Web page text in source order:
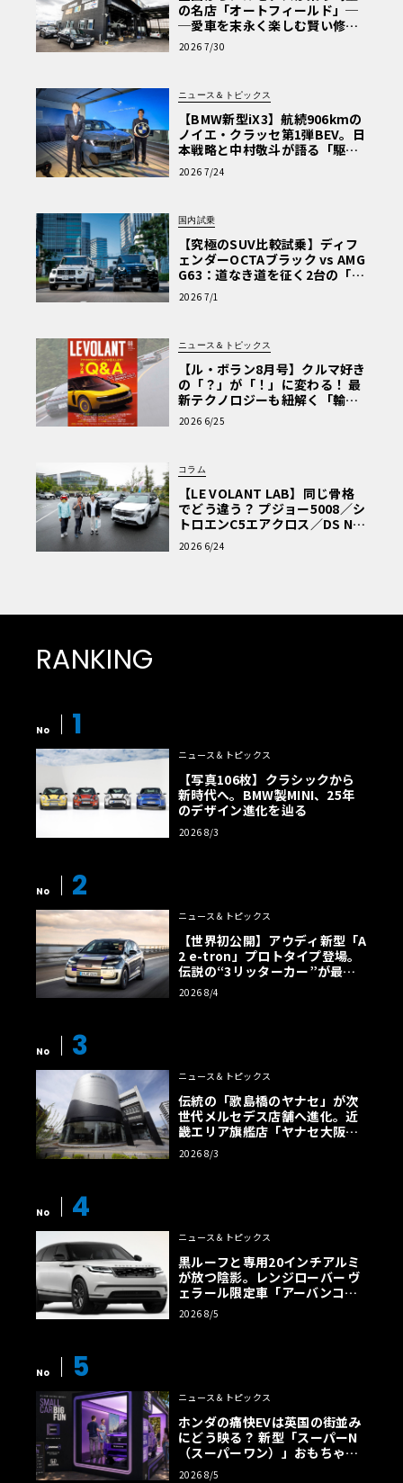
の名店「オートフィールド」─
─愛車を末永く楽しむ賢い修理
術と、プロがフックス製オイル
を選ぶ理由〈PR〉
2026 7/30
ニュース＆トピックス
【BMW新型iX3】航続906kmの
ノイエ・クラッセ第1弾BEV。日
本戦略と中村敬斗が語る「駆け
ぬける歓び」
2026 7/24
国内試乗
【究極のSUV比較試乗】ディフ
ェンダーOCTAブラック vs AMG
G63：道なき道を征く2台の「対
極的アプローチ」
2026 7/1
ニュース＆トピックス
【ル・ボラン8月号】クルマ好き
の「？」が「！」に変わる！ 最
新テクノロジーも紐解く「輸入
車Q&A」
2026 6/25
コラム
【LE VOLANT LAB】同じ骨格
でどう違う？ プジョー5008／シ
トロエンC5エアクロス／DS Nº4
読者一気乗りレポート
2026 6/24
RANKING
No 1
ニュース＆トピックス
【写真106枚】クラシックから
新時代へ。BMW製MINI、25年
のデザイン進化を辿る
2026 8/3
No 2
ニュース＆トピックス
【世界初公開】アウディ新型「A
2 e-tron」プロトタイプ登場。
伝説の“3リッターカー”が最高
効率エントリーBEVとして復活
【画像38枚】
2026 8/4
No 3
ニュース＆トピックス
伝統の「歌島橋のヤナセ」が次
世代メルセデス店舗へ進化。近
畿エリア旗艦店「ヤナセ大阪支
店」がリニューアル
2026 8/3
No 4
ニュース＆トピックス
黒ルーフと専用20インチアルミ
が放つ陰影。レンジローバー ヴ
ェラール限定車「アーバンコン
トラスト・エディション」登場
2026 8/5
No 5
ニュース＆トピックス
ホンダの痛快EVは英国の街並み
にどう映る？ 新型「スーパーN
（スーパーワン）」おもちゃ箱
ツアーの全貌
2026 8/5